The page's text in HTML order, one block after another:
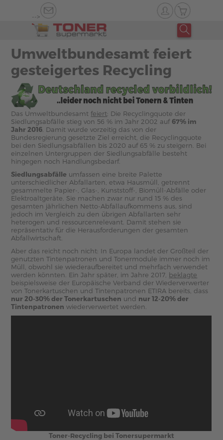
-->
Umweltbundesamt feiert
gesteigertes Recycling
Das Umweltbundesamt feiert: Die Recyclingquote der
Siedlungsabfälle stieg von 56 % im Jahr 2002 auf 67% im
Jahr 2016. Damit wurde vorzeitig das von der
Bundesregierung gesetzte Ziel erreicht, die Recyclingquote
bei den Siedlungsabfällen bis 2020 auf 65 % zu steigern. Bei
einzelnen Untergruppen der Siedlungsabfälle besteht
hingegen noch Handlungsbedarf.
Siedlungsabfälle umfassen eine breite Palette
unterschiedlicher Abfallarten, etwa Hausmüll, getrennt
gesammelte Papier-, Glas-, Kunststoff-, Biomüll-Abfälle oder
Elektroaltgeräte. Sie machen zwar nur rund 15 % des
gesamten jährlichen Netto-Abfallaufkommens aus, sind
jedoch im Vergleich zu den übrigen Abfallarten sehr
heterogen und ressourcenrelevant. Damit stehen sie
repräsentativ für die Herausforderungen der gesamten
Abfallwirtschaft.
Aber das reicht noch nicht: In Europa landet der Großteil der
genutzten Tintenpatronen und Tonermodule immer noch im
Müll, obwohl sie wiederaufbereitet und mehrfach verwendet
werden könnten. Ein Jahr später, im Jahre 2017, beklagte
beispielsweise der Europäische Verband der Wiederverwerter
von Tonerkartuschen und Tintenpatronen ETIRA bereits, dass
nur 20-30% der Tonerkartuschen und nur 12-20% der
Tintenpatronen wiederverwertet werden.
Toner-Recycling bei Tonersupermarkt